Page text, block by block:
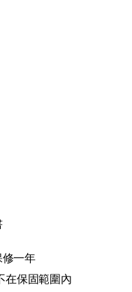
修一年
在保固範圍內